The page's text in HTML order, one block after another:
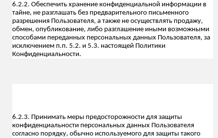
6.2.2. Обеспечить хранение конфиденциальной информации в
тайне, не разглашать без предварительного письменного
разрешения Пользователя, а также не осуществлять продажу,
обмен, опубликование, либо разглашение иными возможными
способами переданных персональных данных Пользователя, за
исключением п.п. 5.2. и 5.3. настоящей Политики
Конфиденциальности.
6.2.3. Принимать меры предосторожности для защиты
конфиденциальности персональных данных Пользователя
согласно порядку, обычно используемого для защиты такого